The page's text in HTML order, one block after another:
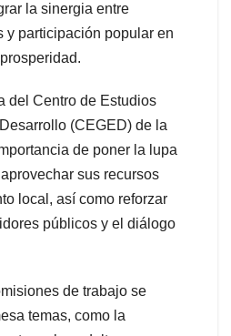
la sinergia entre
y participación popular en
del Centro de Estudios
(CEGED) de la
de poner la lupa
sus recursos
local, así como reforzar
públicos y el diálogo
de trabajo se
temas, como la